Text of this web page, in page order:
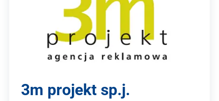
3m projekt sp.j.